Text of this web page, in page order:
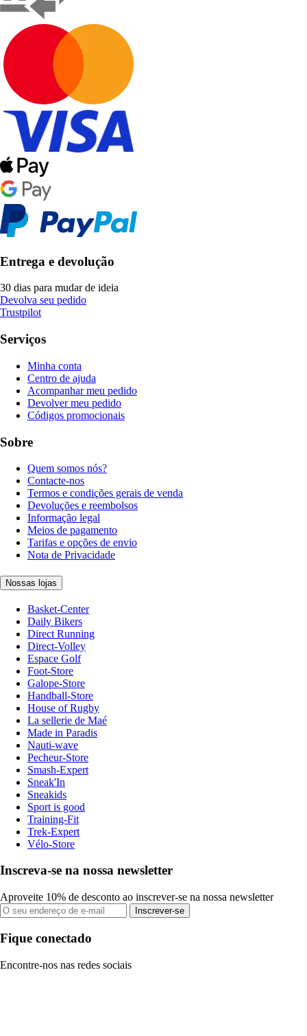
Entrega e devolução
30 dias para mudar de ideia
Devolva seu pedido
Trustpilot
Serviços
Minha conta
Centro de ajuda
Acompanhar meu pedido
Devolver meu pedido
Códigos promocionais
Sobre
Quem somos nós?
Contacte-nos
Termos e condições gerais de venda
Devoluções e reembolsos
Informação legal
Meios de pagamento
Tarifas e opções de envio
Nota de Privacidade
Nossas lojas
Basket-Center
Daily Bikers
Direct Running
Direct-Volley
Espace Golf
Foot-Store
Galope-Store
Handball-Store
House of Rugby
La sellerie de Maé
Made in Paradis
Nauti-wave
Pecheur-Store
Smash-Expert
Sneak'In
Sneakids
Sport is good
Training-Fit
Trek-Expert
Vélo-Store
Inscreva-se na nossa newsletter
Aproveite 10% de desconto ao inscrever-se na nossa newsletter
Inscrever-se
Fique conectado
Encontre-nos nas redes sociais